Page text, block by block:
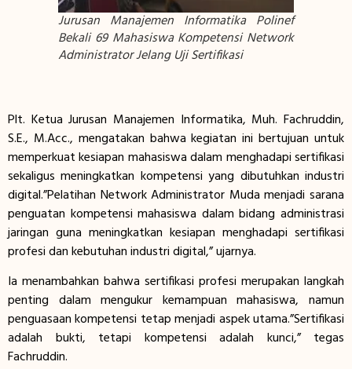
Jurusan Manajemen Informatika Polinef
Bekali 69 Mahasiswa Kompetensi Network
Administrator Jelang Uji Sertifikasi
Plt. Ketua Jurusan Manajemen Informatika, Muh. Fachruddin,
S.E., M.Acc., mengatakan bahwa kegiatan ini bertujuan untuk
memperkuat kesiapan mahasiswa dalam menghadapi sertifikasi
sekaligus meningkatkan kompetensi yang dibutuhkan industri
digital.”Pelatihan Network Administrator Muda menjadi sarana
penguatan kompetensi mahasiswa dalam bidang administrasi
jaringan guna meningkatkan kesiapan menghadapi sertifikasi
profesi dan kebutuhan industri digital,” ujarnya.
Ia menambahkan bahwa sertifikasi profesi merupakan langkah
penting dalam mengukur kemampuan mahasiswa, namun
penguasaan kompetensi tetap menjadi aspek utama.”Sertifikasi
adalah bukti, tetapi kompetensi adalah kunci,” tegas
Fachruddin.